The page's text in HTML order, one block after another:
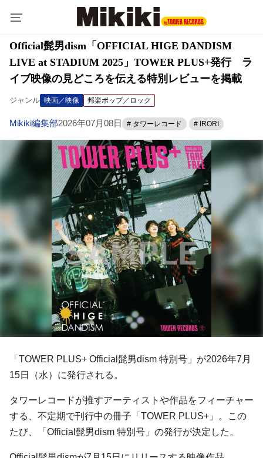
Official髭男dism「OFFICIAL HIGE DANDISM
LIVE at STADIUM 2025」TOWER PLUS+発行 ラ
イブ映像の見どころを伝える特別レビューを掲載
ジャンル 映画／映像 邦楽ポップ／ロック
Mikiki編集部2026年07月08日 # タワーレコード # IRORI
「TOWER PLUS+ Official髭男dism 特別号」が2026年7月
15日（水）に発行される。
タワーレコードが推すアーティストや作品をフィーチャー
する、不定期で刊行中の冊子「TOWER PLUS+」。この
たび、「Official髭男dism 特別号」の発行が決定した。